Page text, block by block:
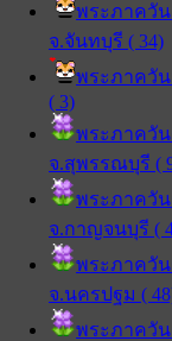
พระภาควั
จ.จันทบุรี ( 34)
พระภาควั
( 3)
พระภาควั
จ.สุพรรณบุรี (
พระภาควั
จ.กาญจนบุรี (
พระภาควั
จ.นครปฐม (
พระภาควั